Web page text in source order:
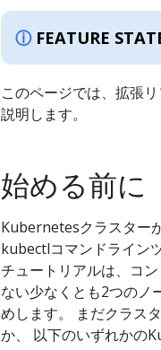
FEATURE
このページでは、拡張
説明します。
始める前に
Kubernetesクラスター
kubectlコマンドライン
チュートリアルは、コ
ない少なくとも2つのノ
めします。 まだクラス
か、 以下のいずれかの